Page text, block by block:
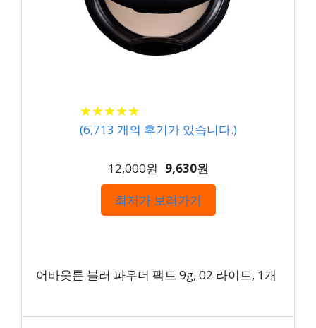
★★★★★
★★★★★
(6,713 개의 후기가 있습니다.)
12,000원 9,630원
최저가 보러가기
어바웃톤 블러 파우더 팩트 9g, 02 라이트, 1개